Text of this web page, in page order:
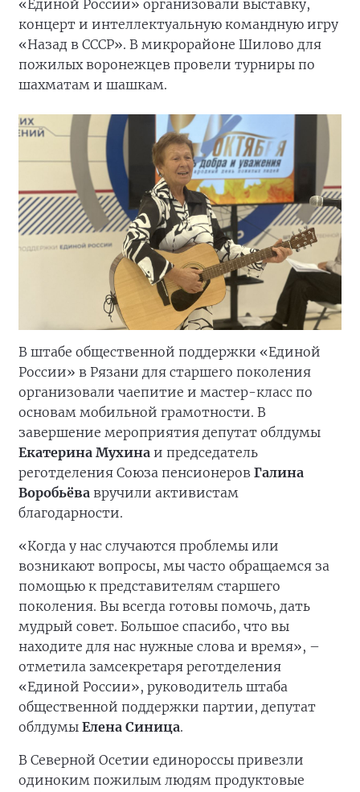
«Единой России» организовали выставку,
концерт и интеллектуальную командную игру
«Назад в СССР». В микрорайоне Шилово для
пожилых воронежцев провели турниры по
шахматам и шашкам.
В штабе общественной поддержки «Единой
России» в Рязани для старшего поколения
организовали чаепитие и мастер-класс по
основам мобильной грамотности. В
завершение мероприятия депутат облдумы
Екатерина Мухина и председатель
реготделения Союза пенсионеров Галина
Воробьёва вручили активистам
благодарности.
«Когда у нас случаются проблемы или
возникают вопросы, мы часто обращаемся за
помощью к представителям старшего
поколения. Вы всегда готовы помочь, дать
мудрый совет. Большое спасибо, что вы
находите для нас нужные слова и время», –
отметила замсекретаря реготделения
«Единой России», руководитель штаба
общественной поддержки партии, депутат
облдумы Елена Синица.
В Северной Осетии единороссы привезли
одиноким пожилым людям продуктовые